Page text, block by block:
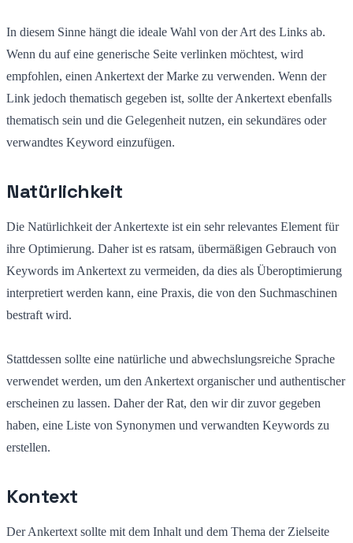
In diesem Sinne hängt die ideale Wahl von der Art des Links ab.
Wenn du auf eine generische Seite verlinken möchtest, wird
empfohlen, einen Ankertext der Marke zu verwenden. Wenn der
Link jedoch thematisch gegeben ist, sollte der Ankertext ebenfalls
thematisch sein und die Gelegenheit nutzen, ein sekundäres oder
verwandtes Keyword einzufügen.
Natürlichkeit
Die Natürlichkeit der Ankertexte ist ein sehr relevantes Element für
ihre Optimierung. Daher ist es ratsam, übermäßigen Gebrauch von
Keywords im Ankertext zu vermeiden, da dies als Überoptimierung
interpretiert werden kann, eine Praxis, die von den Suchmaschinen
bestraft wird.
Stattdessen sollte eine natürliche und abwechslungsreiche Sprache
verwendet werden, um den Ankertext organischer und authentischer
erscheinen zu lassen. Daher der Rat, den wir dir zuvor gegeben
haben, eine Liste von Synonymen und verwandten Keywords zu
erstellen.
Kontext
Der Ankertext sollte mit dem Inhalt und dem Thema der Zielseite